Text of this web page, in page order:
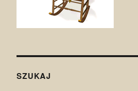
SZUKAJ